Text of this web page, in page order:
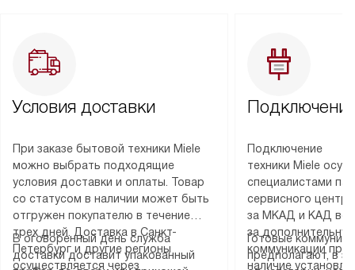
Условия доставки
При заказе бытовой техники Miele
можно выбрать подходящие
условия доставки и оплаты. Товар
со статусом в наличии может быть
отгружен покупателю в течение
трех дней. Доставка в Санкт-
Петербург и другие регионы
осуществляется через
В оговоренный день служба
доставки доставит упакованный
Подключение
техники Miele
специалистами
сервисного
за МКАД и КАД
за
коммуникации
наличие
Готовые
предполагают, в